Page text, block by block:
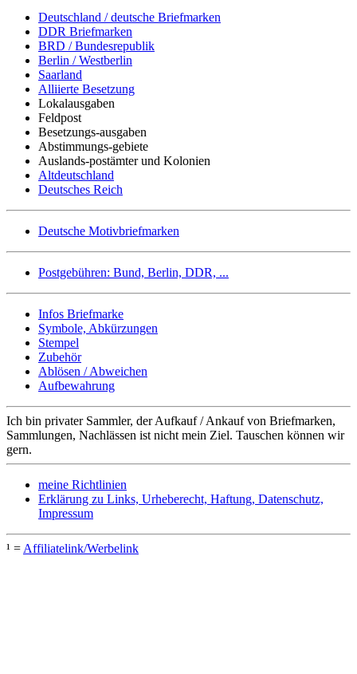
Deutschland / deutsche Briefmarken
DDR Briefmarken
BRD / Bundesrepublik
Berlin / Westberlin
Saarland
Alliierte Besetzung
Lokalausgaben
Feldpost
Besetzungs-ausgaben
Abstimmungs-gebiete
Auslands-postämter und Kolonien
Altdeutschland
Deutsches Reich
Deutsche Motivbriefmarken
Postgebühren: Bund, Berlin, DDR, ...
Infos Briefmarke
Symbole, Abkürzungen
Stempel
Zubehör
Ablösen / Abweichen
Aufbewahrung
Ich bin privater Sammler, der Aufkauf / Ankauf von Briefmarken,
Sammlungen, Nachlässen ist nicht mein Ziel. Tauschen können wir
gern.
meine Richtlinien
Erklärung zu Links, Urheberecht, Haftung, Datenschutz,
Impressum
¹ = Affiliatelink/Werbelink